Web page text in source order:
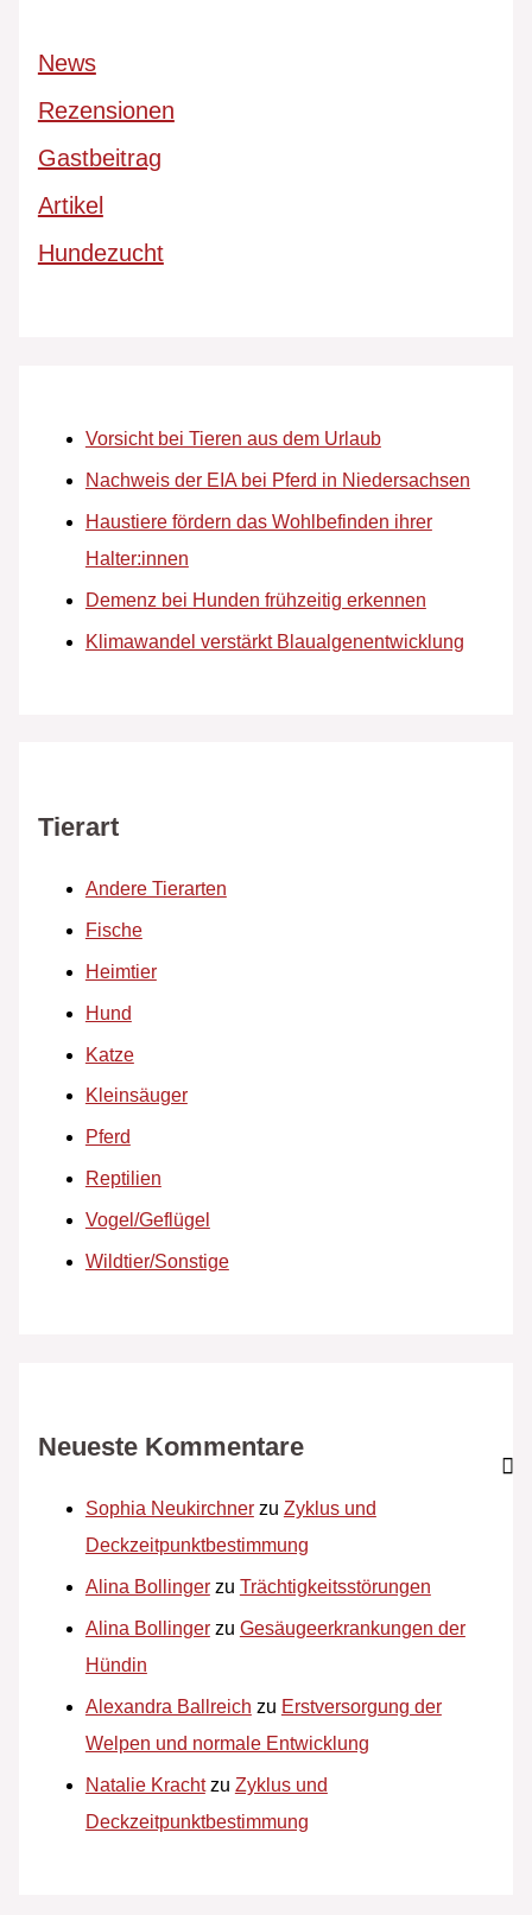
News
Rezensionen
Gastbeitrag
Artikel
Hundezucht
Vorsicht bei Tieren aus dem Urlaub
Nachweis der EIA bei Pferd in Niedersachsen
Haustiere fördern das Wohlbefinden ihrer
Halter:innen
Demenz bei Hunden frühzeitig erkennen
Klimawandel verstärkt Blaualgenentwicklung
Tierart
Andere Tierarten
Fische
Heimtier
Hund
Katze
Kleinsäuger
Pferd
Reptilien
Vogel/Geflügel
Wildtier/Sonstige
Neueste Kommentare
Sophia Neukirchnerzu Zyklus und
Deckzeitpunktbestimmung
Alina Bollingerzu Trächtigkeitsstörungen
Alina Bollingerzu Gesäugeerkrankungen der
Hündin
Alexandra Ballreich zu Erstversorgung der
Welpen und normale Entwicklung
Natalie Krachtzu Zyklus und
Deckzeitpunktbestimmung